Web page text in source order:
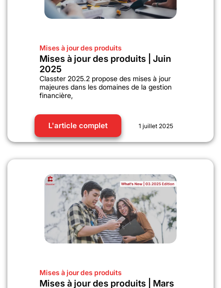
Mises à jour des produits
Mises à jour des produits | Juin
2025
Classter 2025.2 propose des mises à jour
majeures dans les domaines de la gestion
financière,
L'article complet 1 juillet 2025
Mises à jour des produits
Mises à jour des produits | Mars